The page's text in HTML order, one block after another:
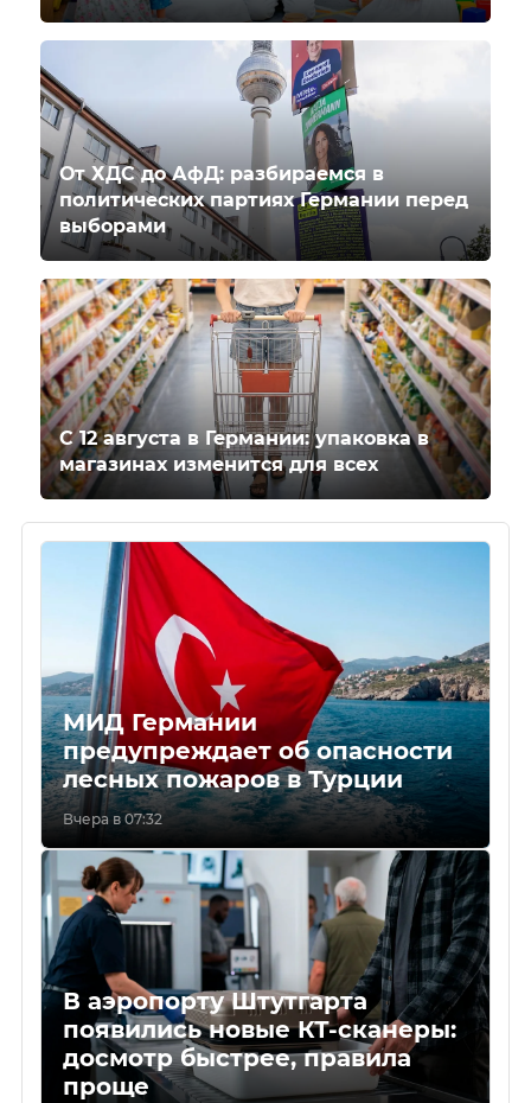
От ХДС до АфД: разбираемся в
политических партиях Германии перед
выборами
С 12 августа в Германии: упаковка в
магазинах изменится для всех
МИД Германии
предупреждает об опасности
лесных пожаров в Турции
Вчера в 07:32
В аэропорту Штутгарта
появились новые КТ-сканеры:
досмотр быстрее, правила
проще